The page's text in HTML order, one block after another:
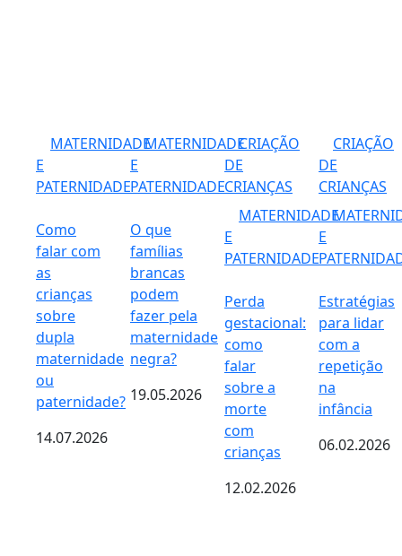
MATERNIDADE
E
PATERNIDADE
Como
falar com
as
crianças
sobre
dupla
maternidade
ou
paternidade?
14.07.2026
MATERNIDADE
E
PATERNIDADE
O que
famílias
brancas
podem
fazer pela
maternidade
negra?
19.05.2026
CRIAÇÃO
DE
CRIANÇAS
MATERNIDADE
E
PATERNIDADE
Perda
gestacional:
como
falar
sobre a
morte
com
crianças
12.02.2026
CRIAÇÃO
DE
CRIANÇAS
E
Estratégias
para lidar
com a
repetição
na
infância
06.02.2026